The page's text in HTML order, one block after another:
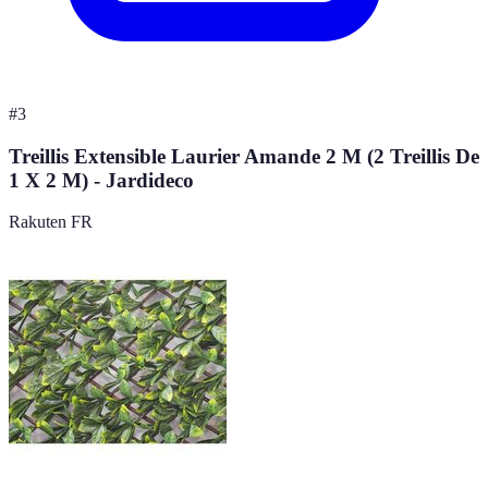
#3
Treillis Extensible Laurier Amande 2 M (2 Treillis De
1 X 2 M) - Jardideco
Rakuten FR